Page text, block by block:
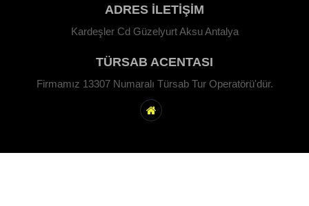
ADRES İLETİŞİM
Kardeşler Cd Güzelyurt Aksu Antalya
TÜRSAB ACENTASI
Firmamız 13307 Numaralı Türsab Tur Operatörü'dür.